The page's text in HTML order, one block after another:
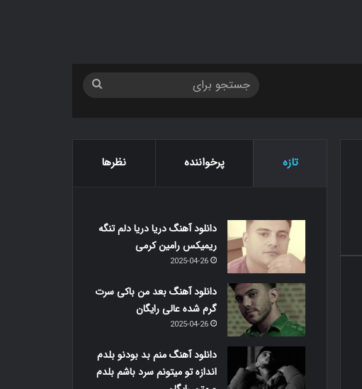
تازه پرخواننده نظرها
دانلود آهنگ دریا دریا دلم تنگه
ریمیکس رامین کرمی
2025-04-26
دانلود آهنگ بعد من باکی سرت
گرم شده عالی رایگان
2025-04-26
دانلود آهنگ منم بد بودنو بلدم
اندازه تو میتونم سرد باشم بلدم